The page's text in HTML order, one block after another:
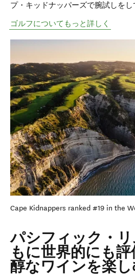
プ・キッドナッパーズで腕試しをし
ゴルフについてもっと詳しく
Cape Kidnappers ranked #19 in the
パシフィック・
もに世界的にも
醇なワインを楽し